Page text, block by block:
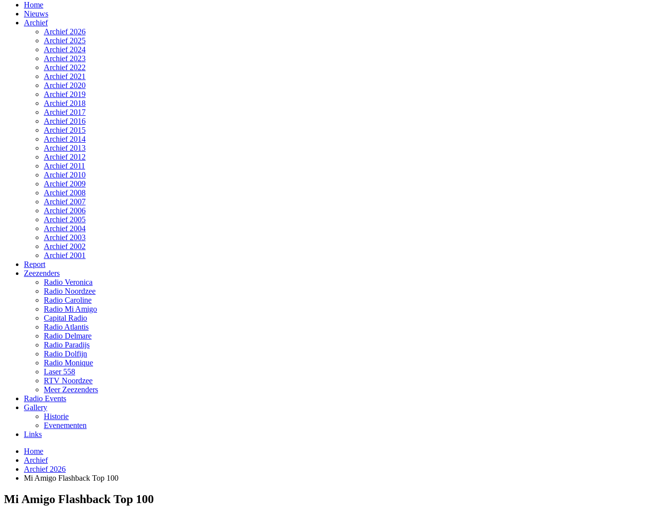
Home
Nieuws
Archief
Archief 2026
Archief 2025
Archief 2024
Archief 2023
Archief 2022
Archief 2021
Archief 2020
Archief 2019
Archief 2018
Archief 2017
Archief 2016
Archief 2015
Archief 2014
Archief 2013
Archief 2012
Archief 2011
Archief 2010
Archief 2009
Archief 2008
Archief 2007
Archief 2006
Archief 2005
Archief 2004
Archief 2003
Archief 2002
Archief 2001
Report
Zeezenders
Radio Veronica
Radio Noordzee
Radio Caroline
Radio Mi Amigo
Capital Radio
Radio Atlantis
Radio Delmare
Radio Paradijs
Radio Dolfijn
Radio Monique
Laser 558
RTV Noordzee
Meer Zeezenders
Radio Events
Gallery
Historie
Evenementen
Links
Home
Archief
Archief 2026
Mi Amigo Flashback Top 100
Mi Amigo Flashback Top 100